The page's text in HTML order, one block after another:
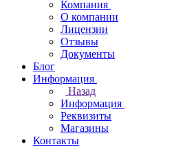
Компания
О компании
Лицензии
Отзывы
Документы
Блог
Информация
Назад
Информация
Реквизиты
Магазины
Контакты